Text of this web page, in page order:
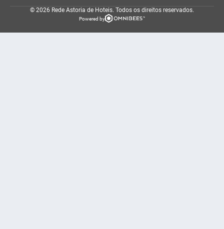
© 2026 Rede Astoria de Hoteis. Todos os direitos reservados.
Powered by